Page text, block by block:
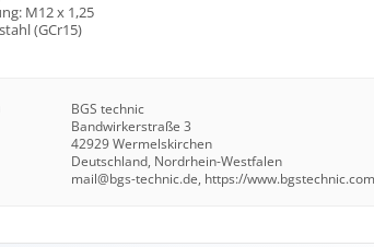
M12 x 1,25
(GCr15)
BGS technic
Bandwirkerstraße 3
42929 Wermelskirchen
Deutschland, Nordrhein-Westfalen
mail@bgs-technic.de, https://